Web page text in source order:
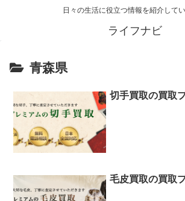
日々の生活に役立つ情報を紹介してい
ライフナビ
青森県
切手買取の買取
毛皮買取の買取